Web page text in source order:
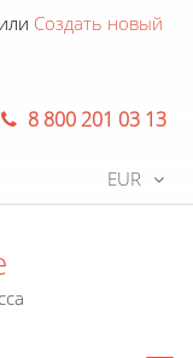
или Создать новый
8 800 201 03 13
EUR